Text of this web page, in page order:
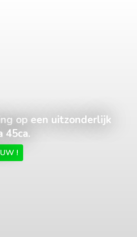
op een uitzonderlijk
45ca.
!